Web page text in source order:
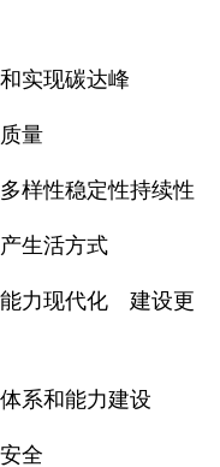
实现碳达峰
量
性稳定性持续性
生活方式
力现代化 建设更
和能力建设
全